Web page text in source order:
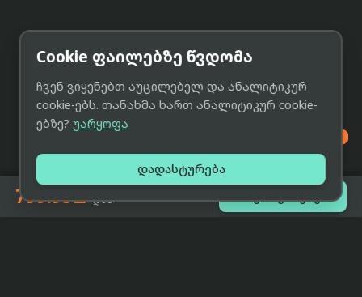
799.95₾-დან შეთავაზებები

Cookie ფაილებზე წვდომა
ჩვენ ვიყენებთ აუცილებელ და ანალიტიკურ
cookie-ებს. თანახმა ხართ ანალიტიკურ cookie-
ებზე? უარყოფა
დადასტურება